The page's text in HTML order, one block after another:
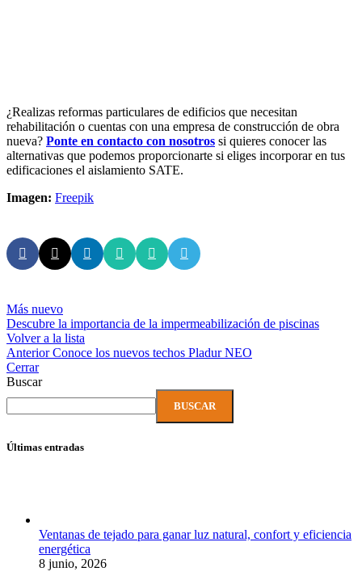
¿Realizas reformas particulares de edificios que necesitan
rehabilitación o cuentas con una empresa de construcción de obra
nueva? Ponte en contacto con nosotros si quieres conocer las
alternativas que podemos proporcionarte si eliges incorporar en tus
edificaciones el aislamiento SATE.
Imagen: Freepik
Más nuevo
Descubre la importancia de la impermeabilización de piscinas
Volver a la lista
Anterior Conoce los nuevos techos Pladur NEO
Cerrar
Buscar
BUSCAR
Últimas entradas
Ventanas de tejado para ganar luz natural, confort y eficiencia
energética
8 junio, 2026